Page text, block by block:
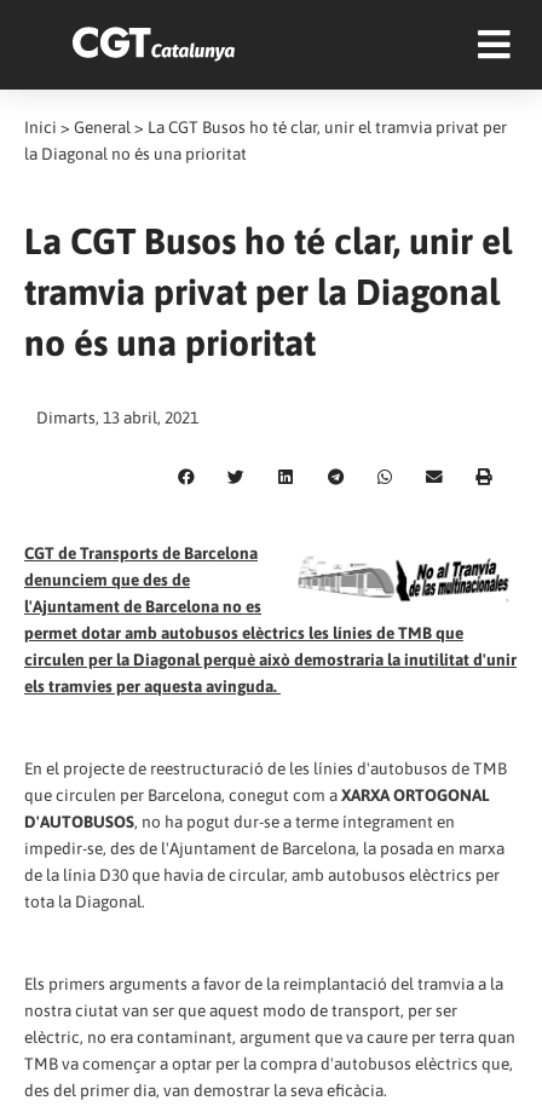
Inici > General > La CGT Busos ho té clar, unir el tramvia privat per
la Diagonal no és una prioritat
La CGT Busos ho té clar, unir el
tramvia privat per la Diagonal
no és una prioritat
Dimarts, 13 abril, 2021
CGT de Transports de Barcelona
denunciem que des de
l'Ajuntament de Barcelona no es
permet dotar amb autobusos elèctrics les línies de TMB que
circulen per la Diagonal perquè això demostraria la inutilitat d'unir
els tramvies per aquesta avinguda.
En el projecte de reestructuració de les línies d'autobusos de TMB
que circulen per Barcelona, conegut com aXARXA ORTOGONAL
D'AUTOBUSOS, no ha pogut dur-se a terme íntegrament en
impedir-se, des de l'Ajuntament de Barcelona, la posada en marxa
de la línia D30 que havia de circular, amb autobusos elèctrics per
tota la Diagonal.
Els primers arguments a favor de la reimplantació del tramvia a la
nostra ciutat van ser que aquest modo de transport, per ser
elèctric, no era contaminant, argument que va caure per terra quan
TMB va començar a optar per la compra d'autobusos elèctrics que,
des del primer dia, van demostrar la seva eficàcia.